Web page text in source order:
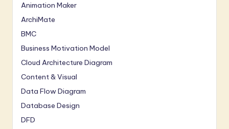
Animation Maker
ArchiMate
BMC
Business Motivation Model
Cloud Architecture Diagram
Content & Visual
Data Flow Diagram
Database Design
DFD